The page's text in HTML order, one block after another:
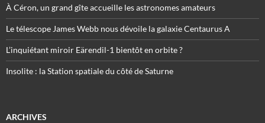
À Céron, un grand gîte accueille les astronomes amateurs
Le télescope James Webb nous dévoile la galaxie Centaurus A
L’inquiétant miroir Eärendil-1 bientôt en orbite ?
Insolite : la Station spatiale du côté de Saturne
ARCHIVES